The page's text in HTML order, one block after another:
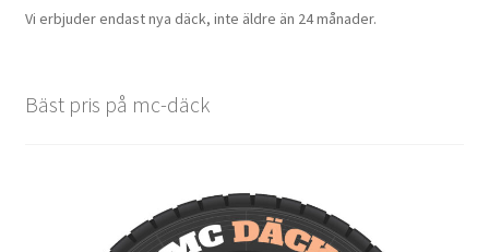
Vi erbjuder endast nya däck, inte äldre än 24 månader.
Bäst pris på mc-däck